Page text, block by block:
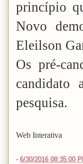
princípio
Novo
Eleilson
Os pré-
pesquisa.
Web Interativa
- 6/30/2016 08:35:00